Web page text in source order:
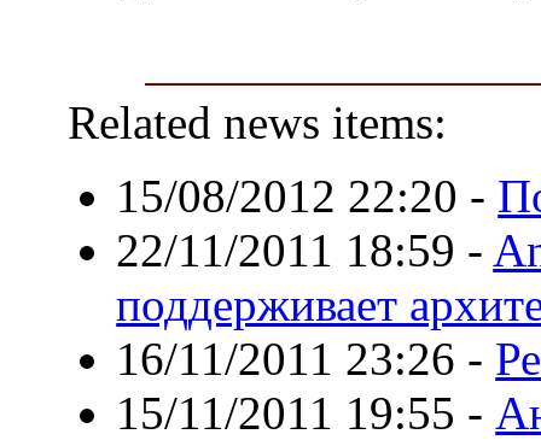
Related news items:
15/08/2012 22:20 -
22/11/2011 18:59 -
поддерживает
16/11/2011 23:26 -
15/11/2011 19:55 -